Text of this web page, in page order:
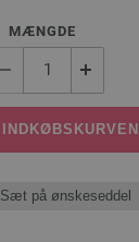
MÆNGDE
Sæt på ønskeseddel